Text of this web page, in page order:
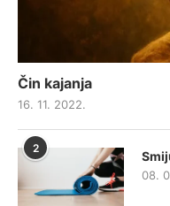
Čin kajanja
16. 11. 2022.
2
08.